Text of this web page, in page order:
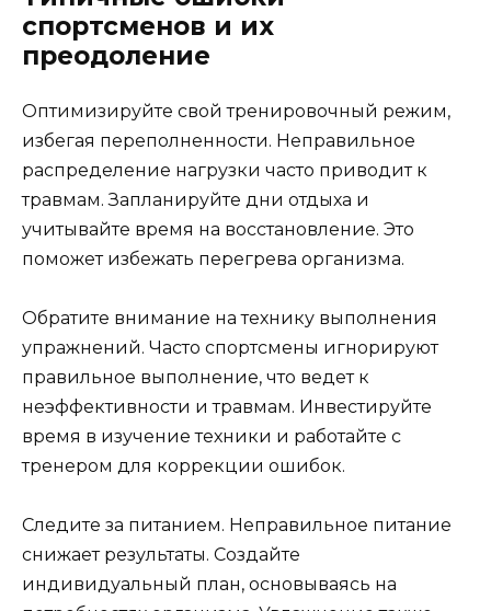
спортсменов и их
преодоление
Оптимизируйте свой тренировочный режим,
избегая переполненности. Неправильное
распределение нагрузки часто приводит к
травмам. Запланируйте дни отдыха и
учитывайте время на восстановление. Это
поможет избежать перегрева организма.
Обратите внимание на технику выполнения
упражнений. Часто спортсмены игнорируют
правильное выполнение, что ведет к
неэффективности и травмам. Инвестируйте
время в изучение техники и работайте с
тренером для коррекции ошибок.
Следите за питанием. Неправильное питание
снижает результаты. Создайте
индивидуальный план, основываясь на